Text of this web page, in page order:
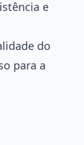
e
do
para a